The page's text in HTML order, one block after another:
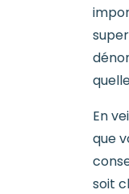
En
que
soit